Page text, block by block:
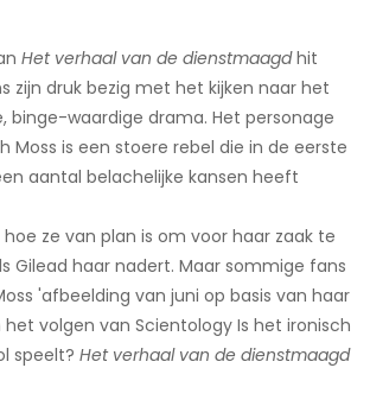
Het verhaal van de dienstmaagdhit
zijn druk bezig met het kijken naar het
binge-waardige drama. Het personage
Moss is een stoere rebel die in de eerste
aantal belachelijke kansen heeft
ze van plan is om voor haar zaak te
Gilead haar nadert. Maar sommige fans
'afbeelding van juni op basis van haar
volgen van Scientology ​Is het ironisch
speelt? Het verhaal van de dienstmaagd